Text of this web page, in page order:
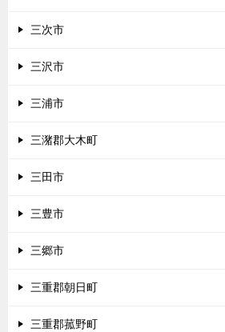
三次市
三沢市
三浦市
三潴郡大木町
三田市
三豊市
三郷市
三重郡朝日町
三重郡菰野町